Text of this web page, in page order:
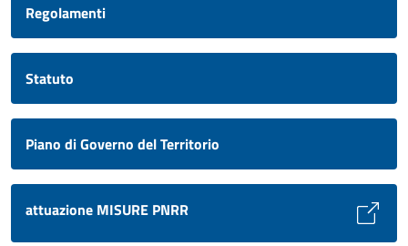
Regolamenti
Statuto
Piano di Governo del Territorio
attuazione MISURE PNRR